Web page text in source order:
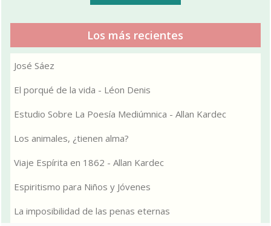
Los más recientes
José Sáez
El porqué de la vida - Léon Denis
Estudio Sobre La Poesía Mediúmnica - Allan Kardec
Los animales, ¿tienen alma?
Viaje Espírita en 1862 - Allan Kardec
Espiritismo para Niños y Jóvenes
La imposibilidad de las penas eternas